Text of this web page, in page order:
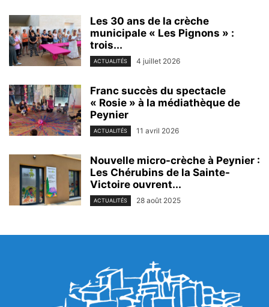
Les 30 ans de la crèche
municipale « Les Pignons » :
trois...
ACTUALITÉS 4 juillet 2026
Franc succès du spectacle
« Rosie » à la médiathèque de
Peynier
ACTUALITÉS 11 avril 2026
Nouvelle micro-crèche à Peynier :
Les Chérubins de la Sainte-
Victoire ouvrent...
ACTUALITÉS 28 août 2025